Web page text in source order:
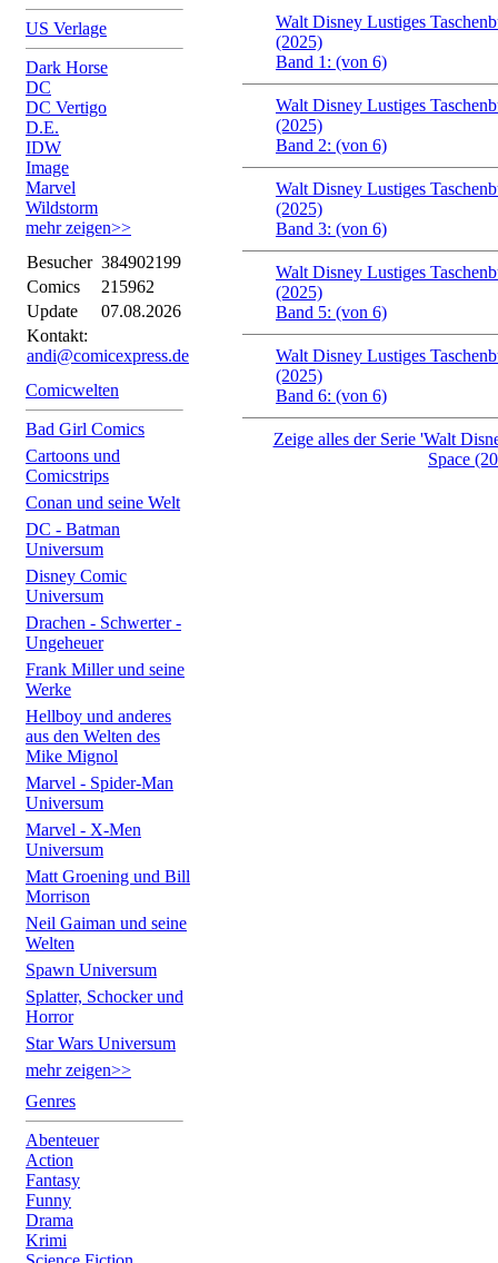
US Verlage
Dark Horse
DC
DC Vertigo
D.E.
IDW
Image
Marvel
Wildstorm
mehr zeigen>>
Besucher 384902199
Comics
215962
Update
07.08.2026
Kontakt:
andi@comicexpress.de
Comicwelten
Bad Girl Comics
Cartoons und
Comicstrips
Conan und seine Welt
DC - Batman
Universum
Disney Comic
Universum
Drachen - Schwerter -
Ungeheuer
Frank Miller und seine
Werke
Hellboy und anderes
aus den Welten des
Mike Mignol
Marvel - Spider-Man
Universum
Marvel - X-Men
Universum
Matt Groening und Bill
Morrison
Neil Gaiman und seine
Welten
Spawn Universum
Splatter, Schocker und
Horror
Star Wars Universum
mehr zeigen>>
Genres
Abenteuer
Action
Fantasy
Funny
Drama
Krimi
Walt Disney Lustiges
(2025)
Band 1: (von 6)
Walt Disney Lustiges
(2025)
Band 2: (von 6)
Walt Disney Lustiges
(2025)
Band 3: (von 6)
Walt Disney Lustiges
(2025)
Band 5: (von 6)
Walt Disney Lustiges
(2025)
Band 6: (von 6)
Zeige alles der Serie 'Walt
Space